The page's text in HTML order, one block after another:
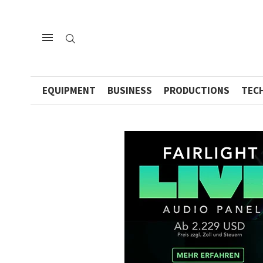
EQUIPMENT BUSINESS PRODUCTIONS